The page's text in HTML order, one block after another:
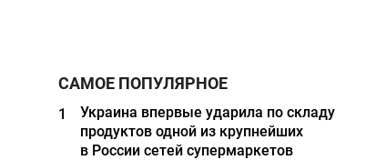
САМОЕ ПОПУЛЯРНОЕ
1
Украина впервые ударила по складу
продуктов одной из крупнейших
в России сетей супермаркетов